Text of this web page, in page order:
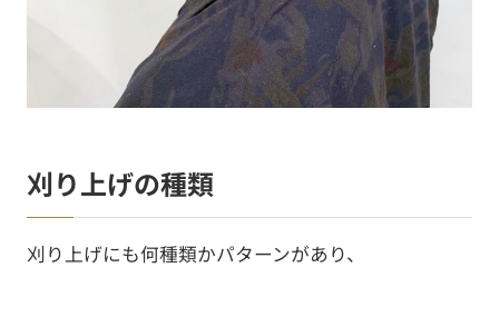
刈り上げの種類
刈り上げにも何種類かパターンがあり、